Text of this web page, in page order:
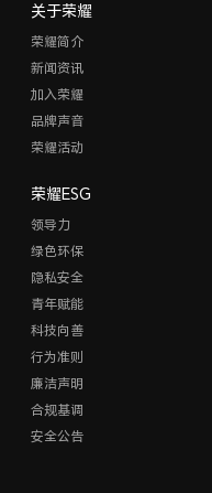
关于荣耀
荣耀简介
新闻资讯
加入荣耀
品牌声音
荣耀活动
荣耀ESG
领导力
绿色环保
隐私安全
青年赋能
科技向善
行为准则
廉洁声明
合规基调
安全公告